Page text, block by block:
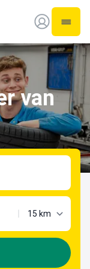
Open
van
maximale